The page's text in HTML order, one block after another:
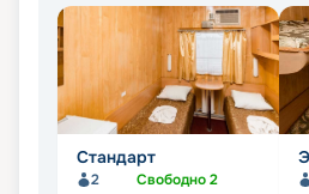
Стандарт
2 Свободно2